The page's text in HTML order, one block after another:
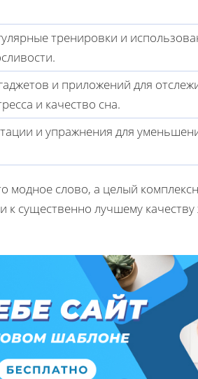
тренировки и
и приложений для
и качество сна.
и упражнения для
модное слово, а целый
существенно лучшему качеству